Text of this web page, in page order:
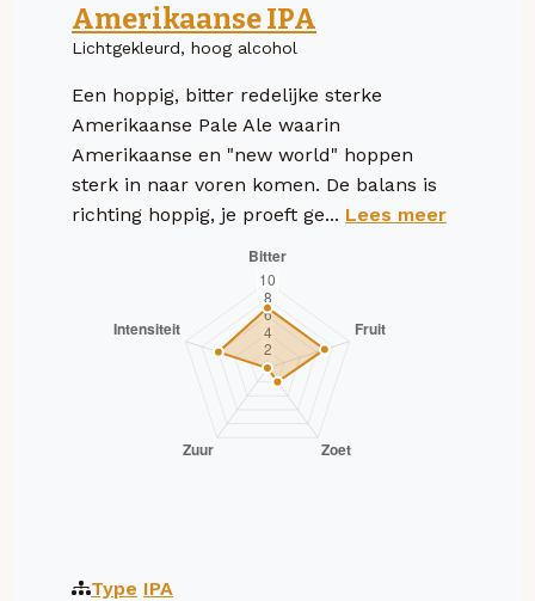
Amerikaanse IPA
Lichtgekleurd, hoog alcohol
Een hoppig, bitter redelijke sterke
Amerikaanse Pale Ale waarin
Amerikaanse en "new world" hoppen
sterk in naar voren komen. De balans is
richting hoppig, je proeft ge... Lees meer
Type IPA